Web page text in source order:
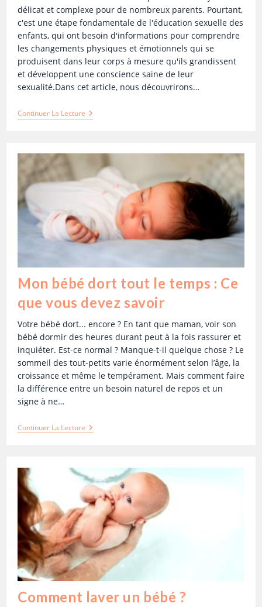
délicat et complexe pour de nombreux parents. Pourtant,
c'est une étape fondamentale de l'éducation sexuelle des
enfants, qui ont besoin d'informations pour comprendre
les changements physiques et émotionnels qui se
produisent dans leur corps à mesure qu'ils grandissent
et développent une conscience saine de leur
sexualité.Dans cet article, nous découvrirons…
Continuer La Lecture
Mon bébé dort tout le temps : Ce
que vous devez savoir
Votre bébé dort... encore ? En tant que maman, voir son
bébé dormir des heures durant peut à la fois rassurer et
inquiéter. Est-ce normal ? Manque-t-il quelque chose ? Le
sommeil des tout-petits varie énormément selon l’âge, la
croissance et même le tempérament. Mais comment faire
la différence entre un besoin naturel de repos et un
signe à ne…
Continuer La Lecture
Comment laver un bébé ?